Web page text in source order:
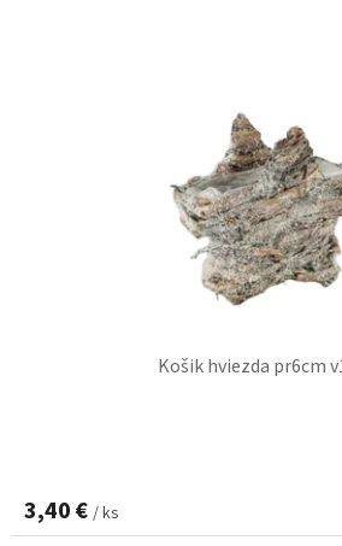
Košik hviezda pr6cm
3,40 € / ks